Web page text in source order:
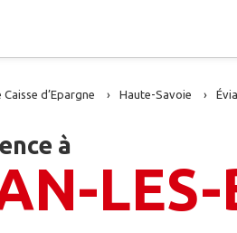
d’Epargne Haute-Savoie
à